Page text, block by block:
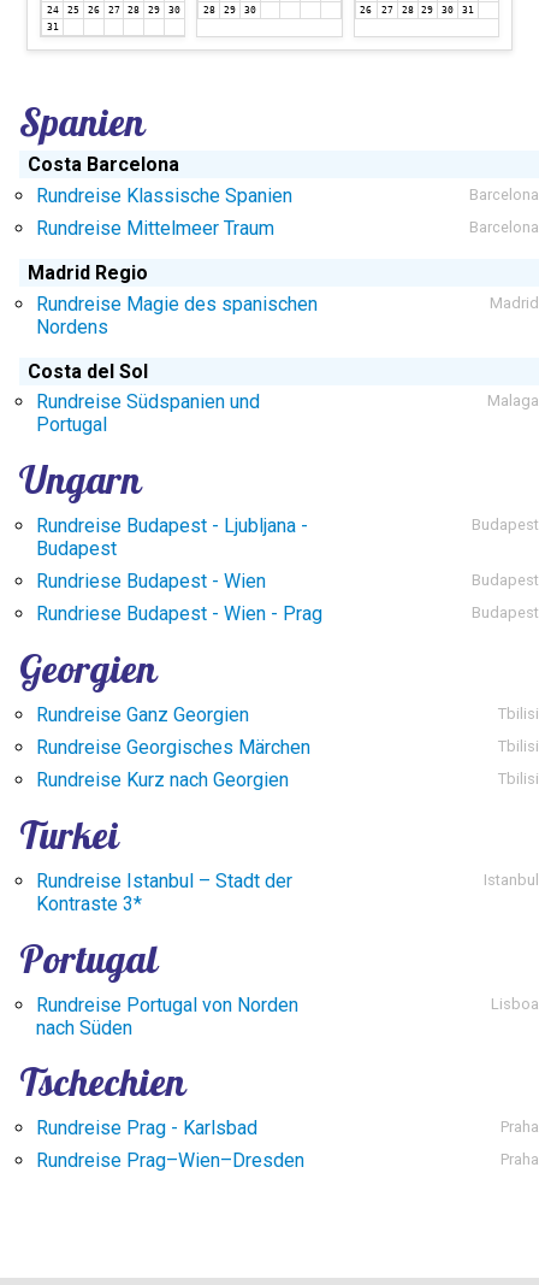
24
25 26 27 28 29
30
31
28
29 30
26
27 28 29 30 31
Spanien
Costa Barcelona
Rundreise Klassische Spanien
Barcelona
Rundreise Mittelmeer Traum Barcelona
Madrid Regio
Rundreise Magie des spanischen
Nordens
Madrid
Costa del Sol
Rundreise Südspanien und
Portugal
Malaga
Ungarn
Rundreise Budapest - Ljubljana -
Budapest
Budapest
Rundriese Budapest - Wien Budapest
Rundriese Budapest - Wien - Prag Budapest
Georgien
Rundreise Ganz Georgien Tbilisi
Rundreise Georgisches Märchen Tbilisi
Rundreise Kurz nach Georgien Tbilisi
Turkei
Rundreise Istanbul – Stadt der
Kontraste 3*
Istanbul
Portugal
Rundreise Portugal von Norden
nach Süden
Lisboa
Tschechien
Rundreise Prag - Karlsbad Praha
Rundreise Prag–Wien–Dresden Praha